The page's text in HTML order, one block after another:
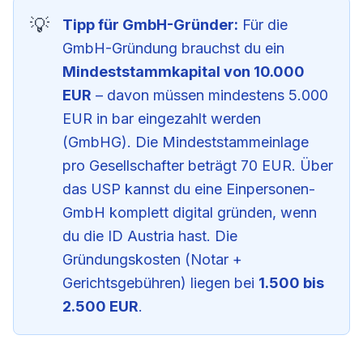
Tipp für GmbH-Gründer: Für die
GmbH-Gründung brauchst du ein
Mindeststammkapital von 10.000
EUR – davon müssen mindestens 5.000
EUR in bar eingezahlt werden
(GmbHG). Die Mindeststammeinlage
pro Gesellschafter beträgt 70 EUR. Über
das USP kannst du eine Einpersonen-
GmbH komplett digital gründen, wenn
du die ID Austria hast. Die
Gründungskosten (Notar +
Gerichtsgebühren) liegen bei 1.500 bis
2.500 EUR.